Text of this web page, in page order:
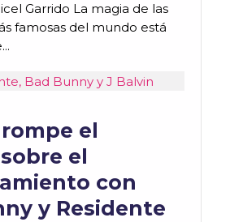
Garrido La magia de las
famosas del mundo está
el
el
con
y Residente